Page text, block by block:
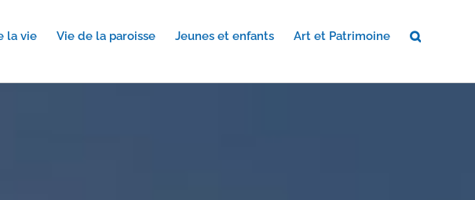
la vie Vie de la paroisse Jeunes et enfants Art et Patrimoine